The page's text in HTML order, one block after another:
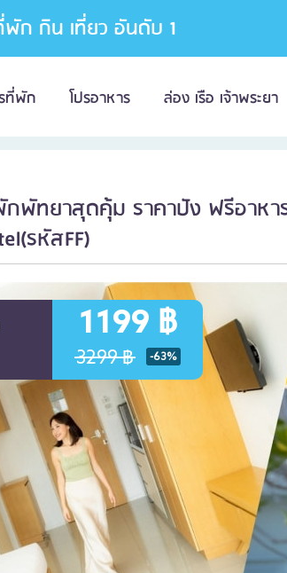
พัก กิน เที่ยว อันดับ 1
ที่พัก โปรอาหาร ล่อง เรือ เจ้าพระยา
พัทยาสุดคุ้ม ราคาปัง ฟรีอาหาร
รหัสFF)
1199 ฿
3299 ฿ -63%